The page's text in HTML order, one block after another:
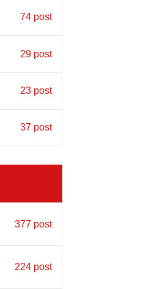
74 post
29 post
23 post
37 post
377 post
224 post